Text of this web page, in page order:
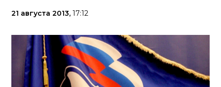
21 августа 2013, 17:12